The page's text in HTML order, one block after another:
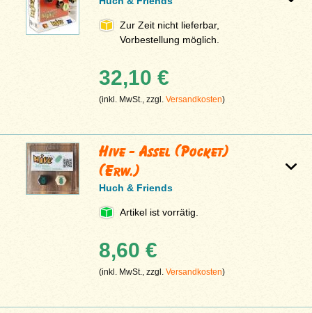
Zur Zeit nicht lieferbar,
Vorbestellung möglich.
32,10 €
(inkl. MwSt., zzgl.Versandkosten)
Hive - Assel (Pocket)
(Erw.)
Huch & Friends
Artikel ist vorrätig.
8,60 €
(inkl. MwSt., zzgl.Versandkosten)